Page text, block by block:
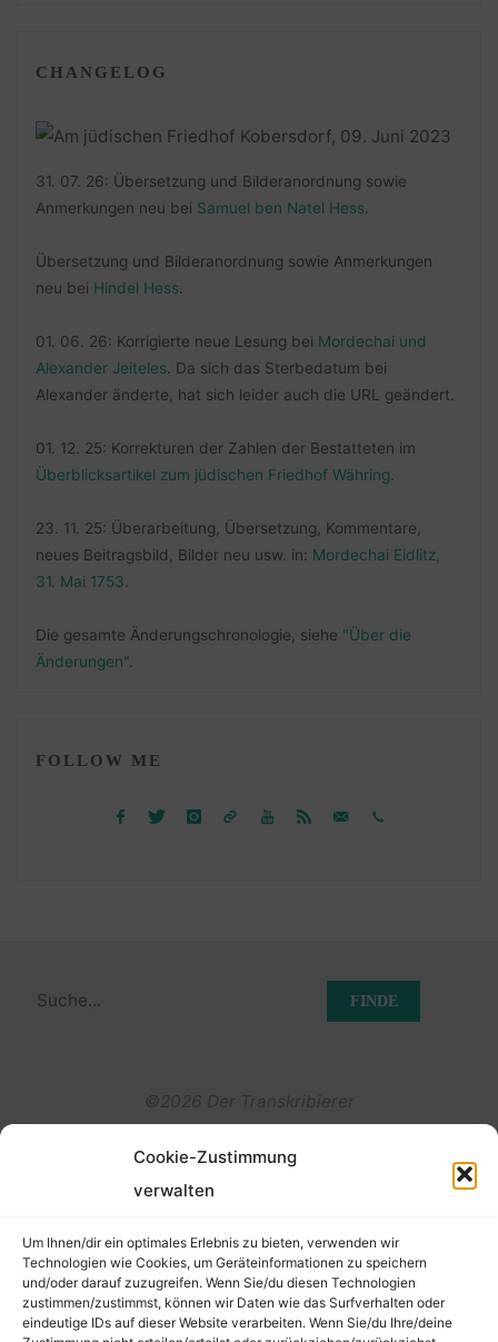
Cookie-Zustimmung
verwalten
Um Ihnen/dir ein optimales Erlebnis zu bieten, verwenden wir
Technologien wie Cookies, um Geräteinformationen zu speichern
und/oder darauf zuzugreifen. Wenn Sie/du diesen Technologien
zustimmen/zustimmst, können wir Daten wie das Surfverhalten oder
eindeutige IDs auf dieser Website verarbeiten. Wenn Sie/du Ihre/deine
CHANGELOG
31. 07. 26: Übersetzung und Bilderanordnung sowie
Anmerkungen neu bei Samuel ben Natel Hess
Übersetzung und Bilderanordnung sowie Anmerkungen
neu bei Hindel Hess
01. 06. 26: Korrigierte neue Lesung bei Mordechai und
Alexander Jeiteles . Da sich das Sterbedatum bei
Alexander änderte, hat sich leider auch die URL geändert.
01. 12. 25: Korrekturen der Zahlen der Bestatteten im
Überblicksartikel zum jüdischen Friedhof Währing
23. 11. 25: Überarbeitung, Übersetzung, Kommentare,
neues Beitragsbild, Bilder neu usw. in: Mordechai Eidlitz,
31. Mai 1753
Die gesamte Änderungschronologie, siehe "Über die
Änderungen".
FOLLOW ME
Suchen
©2026 Der Transkribierer
Datenschutz
Cookie-Richtlinie (EU)
to
Top